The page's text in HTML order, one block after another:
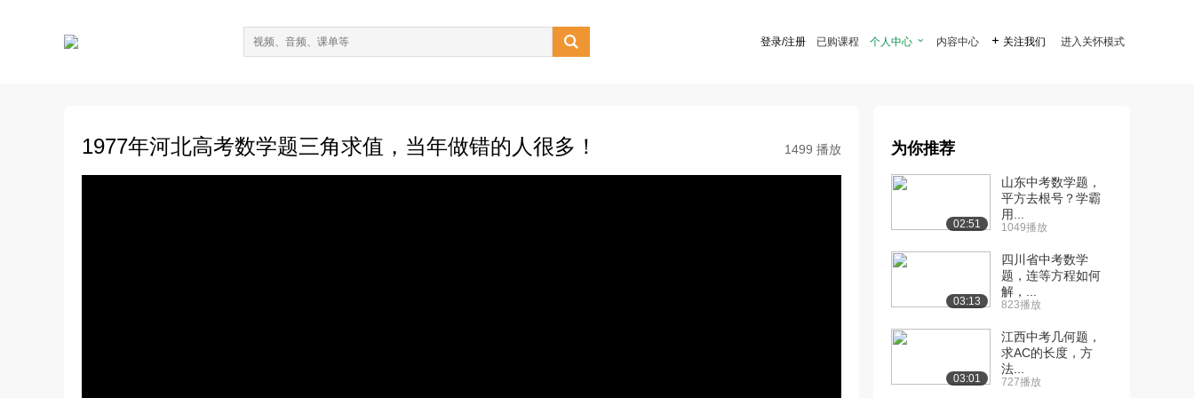
 登录/注册 已购课程 个人中心  内容中心  关注我们 进入关怀模式
1977年河北高考数学题三角求值，当年做错的人很多！ 1499 播放 为你推荐
02:51
山东中考数学题，
平方去根号？学霸
用...
1049播放
03:13
四川省中考数学
题，连等方程如何
解，...
823播放
03:01
江西中考几何题，
求AC的长度，方
法...
727播放